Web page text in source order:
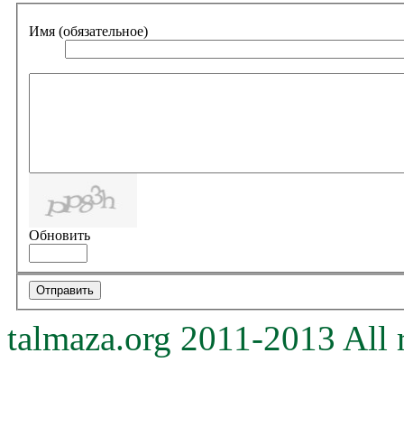
Имя (обязательное)
Обновить
talmaza.org 2011-2013 All